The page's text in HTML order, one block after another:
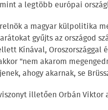
a legtöbb európai
a magyar külpolitika
gyűjts az országod
Kínával, Oroszországgal
"nem akarom
ahogy akarnak, se
illetően Orbán Viktor